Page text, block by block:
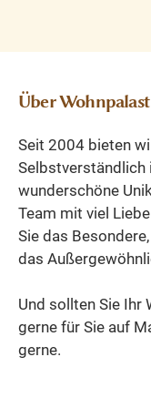
Über Wohnpalast
Seit 2004 bieten
Selbstverständlich
wunderschöne
Team mit viel
Sie das
das
Und sollten Sie Ihr
gerne für Sie auf
gerne.